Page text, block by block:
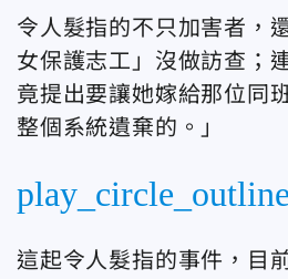
令人髮指的不只加害者，
女保護志工」沒做訪查；
竟提出要讓她嫁給那位同
整個系統遺棄的。」
play_circle_outline
這起令人髮指的事件，目